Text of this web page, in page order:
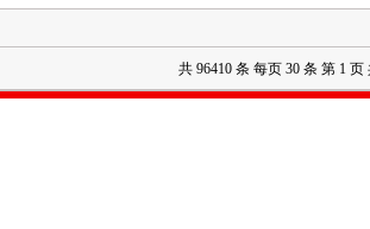
共 96410 条 每页 30 条 第 1